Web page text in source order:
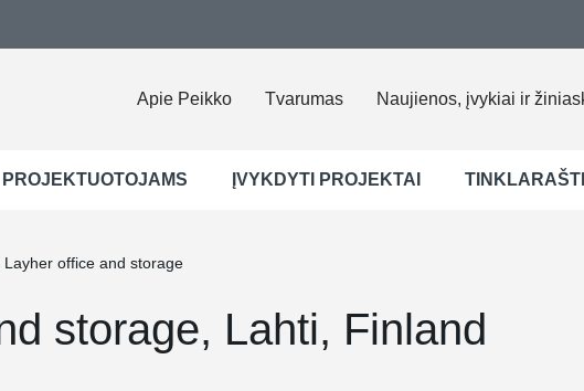
Apie Peikko Tvarumas Naujienos, įvykiai ir
PROJEKTUOTOJAMS ĮVYKDYTI PROJEKTAI
Layher office and storage
storage, Lahti, Finland